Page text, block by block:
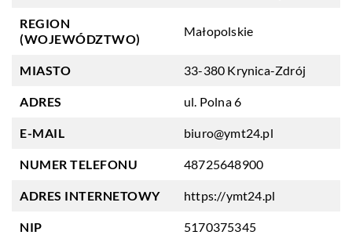
REGION
(WOJEWÓDZTWO)
Małopolskie
MIASTO 33-380 Krynica-Zdrój
ADRES ul. Polna 6
E-MAIL biuro@ymt24.pl
NUMER TELEFONU 48725648900
ADRES INTERNETOWY https://ymt24.pl
NIP 5170375345